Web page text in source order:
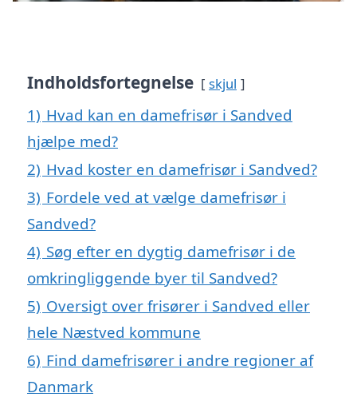
Indholdsfortegnelse skjul
1) Hvad kan en damefrisør i Sandved
hjælpe med?
2) Hvad koster en damefrisør i Sandved?
3) Fordele ved at vælge damefrisør i
Sandved?
4) Søg efter en dygtig damefrisør i de
omkringliggende byer til Sandved?
5) Oversigt over frisører i Sandved eller
hele Næstved kommune
6) Find damefrisører i andre regioner af
Danmark